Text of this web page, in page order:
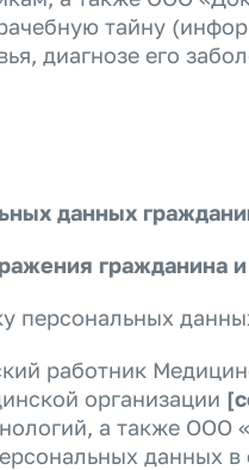
тайну
диагнозе его
данных
гражданина
персональных
работник
организации
а также ООО
данных